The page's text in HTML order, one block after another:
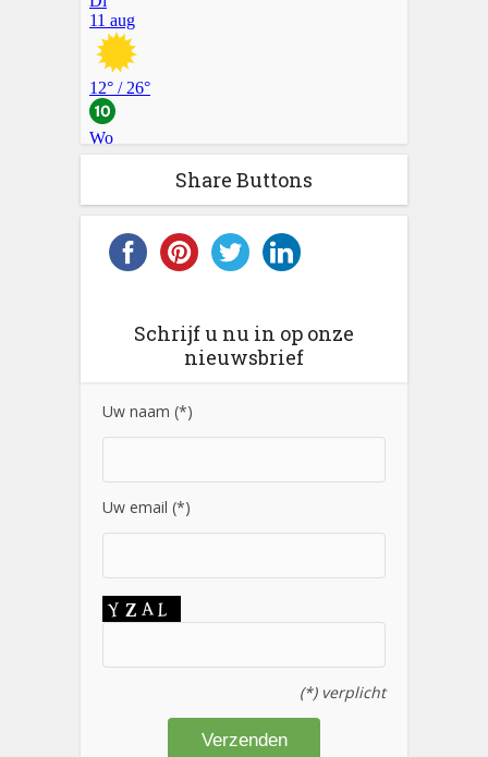
Share Buttons
Schrijf u nu in op onze
nieuwsbrief
Uw naam (*)
Uw email (*)
(*) verplicht